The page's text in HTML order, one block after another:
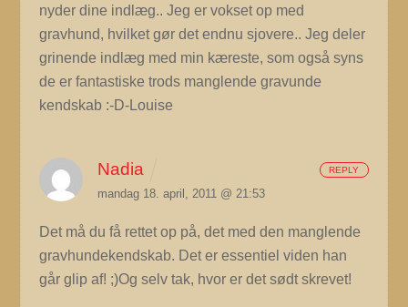
nyder dine indlæg.. Jeg er vokset op med
gravhund, hvilket gør det endnu sjovere.. Jeg deler
grinende indlæg med min kæreste, som også syns
de er fantastiske trods manglende gravunde
kendskab :-D-Louise
Nadia
mandag 18. april, 2011 @ 21:53
Det må du få rettet op på, det med den manglende
gravhundekendskab. Det er essentiel viden han
går glip af! ;)Og selv tak, hvor er det sødt skrevet!
REPLY